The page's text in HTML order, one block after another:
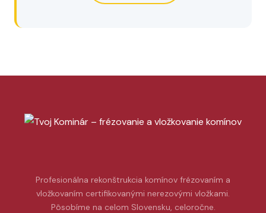
Profesionálna rekonštrukcia komínov frézovaním a
vložkovaním certifikovanými nerezovými vložkami.
Pôsobíme na celom Slovensku, celoročne.